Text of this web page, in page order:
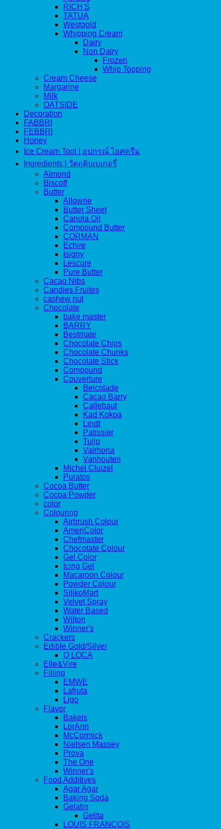
RICH'S
TATUA
Westgold
Whipping Cream
Dairy
Non Dairy
Frozen
Whip Topping
Cream Cheese
Margarine
Milk
OATSIDE
Decoration
FABBRI
FEBBRI
Honey
Ice Cream Tool | อุปกรณ์ ไอศครีม
Ingredients | วัตถุดิบเบเกอรี่
Almond
Biscoff
Butter
Allowrie
Butter Sheet
Canola Oil
Compound Butter
CORMAN
Echire
Isigny
Lescure
Pure Butter
Cacao Nibs
Candies Fruites
cashew nut
Chocolate
bake master
BARRY
Bestmate
Chocolate Chips
Chocolate Chunks
Chocolate Stick
Compound
Couverture
Belcolade
Cacao Barry
Callebaut
Kad Kokoa
Lindt
Patissier
Tulip
Valrhona
Vanhouten
Michel Cluizel
Puratos
Cocoa Butter
Cocoa Powder
color
Colouring
Airbrush Colour
AmeriColor
Chefmaster
Chocotate Colour
Gel Color
Icing Gel
Macaroon Colour
Powder Colour
SilikoMart
Velvet Spray
Water Based
Wilton
Winner's
Crackers
Edible Gold/Silver
Q LOCA
Elle&Vire
Filling
EMWE
Lafruta
Ligo
Flavor
Bakels
LorAnn
McCormick
Nielsen Massey
Prova
The One
Winner's
Food Additives
Agar Agar
Baking Soda
Gelatin
Gelita
LOUIS FRANCOIS